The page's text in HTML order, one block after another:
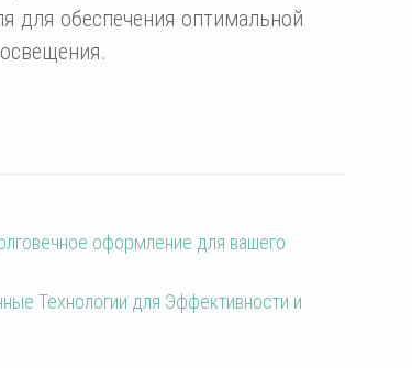
для обеспечения оптимальной
оформление для вашего
Технологии для Эффективности и